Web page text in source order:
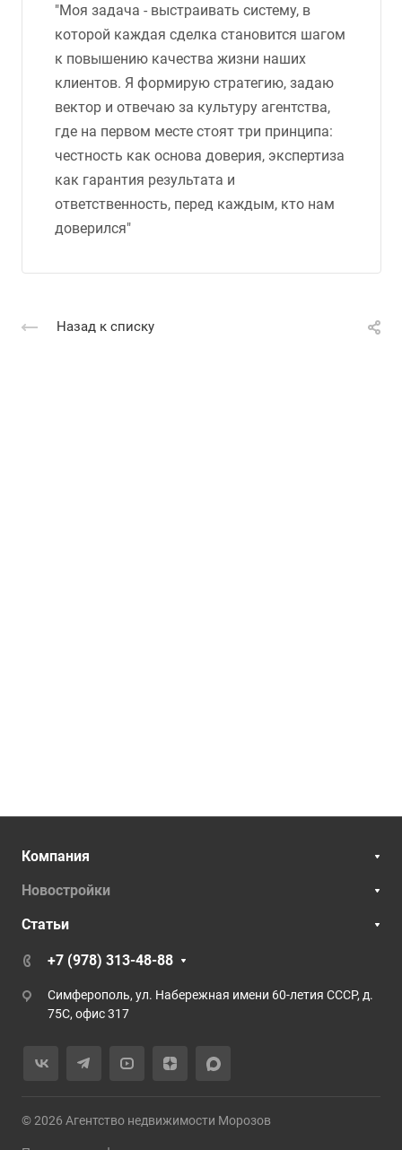
"Моя задача - выстраивать систему, в
которой каждая сделка становится шагом
к повышению качества жизни наших
клиентов. Я формирую стратегию, задаю
вектор и отвечаю за культуру агентства,
где на первом месте стоят три принципа:
честность как основа доверия, экспертиза
как гарантия результата и
ответственность, перед каждым, кто нам
доверился"
Назад к списку
Компания
Новостройки
Статьи
+7 (978) 313-48-88
Симферополь, ул. Набережная имени 60-летия СССР, д.
75С, офис 317
© 2026 Агентство недвижимости Морозов